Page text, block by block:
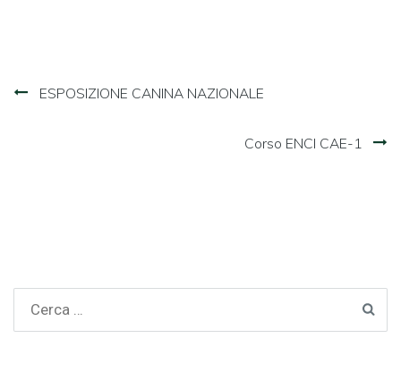
Navigazione
ESPOSIZIONE CANINA NAZIONALE
Corso ENCI CAE-1